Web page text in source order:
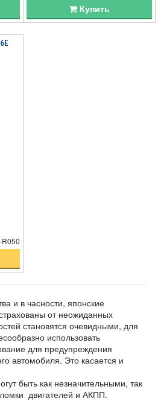
Купить
R050
и в часности, японские
от неожиданных
становятся очевидными, для
использовать
для предупреждения
автомобиля. Это касается и
быть как незначительными, так
двигателей и АКПП.